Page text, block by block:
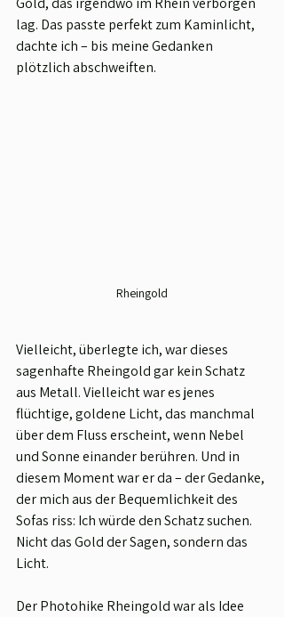
lag. Das passte perfekt zum Kaminlicht,
dachte ich – bis meine Gedanken
plötzlich abschweiften.
Rheingold
Vielleicht, überlegte ich, war dieses
sagenhafte Rheingold gar kein Schatz
aus Metall. Vielleicht war es jenes
flüchtige, goldene Licht, das manchmal
über dem Fluss erscheint, wenn Nebel
und Sonne einander berühren. Und in
diesem Moment war er da – der Gedanke,
der mich aus der Bequemlichkeit des
Sofas riss: Ich würde den Schatz suchen.
Nicht das Gold der Sagen, sondern das
Licht.
Der Photohike Rheingold war als Idee